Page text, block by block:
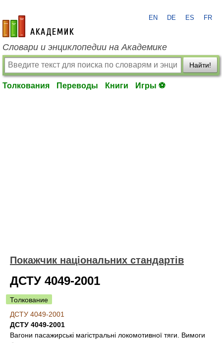
academic.ru
EN DE ES FR
Словари и энциклопедии на Академике
Найти!
Толкования Переводы Книги Игры ⚽
Покажчик національних стандартів
ДСТУ 4049-2001
Толкование
ДСТУ 4049-2001
ДСТУ 4049-2001
Вагони пасажирські магістральні локомотивної тяги. Вимоги